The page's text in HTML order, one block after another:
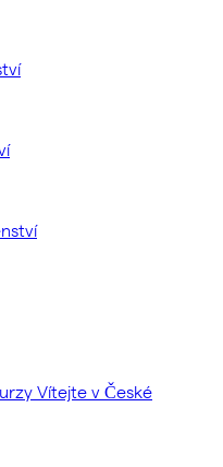
Vítejte v České